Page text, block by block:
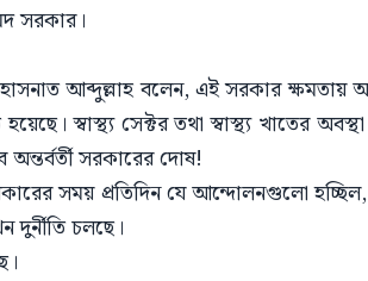
সরকার।
হাসনাত আব্দুল্লাহ বলেন, এই সরকার
স্বাস্থ্য সেক্টর তথা স্বাস্থ্য খাতের
সরকারের দোষ!
সময় প্রতিদিন যে আন্দোলনগুলো
দুর্নীতি চলছে।